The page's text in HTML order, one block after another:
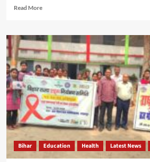
Read MoreRead
Bettiah
Health
Camp:
सफाई
कर्मियों
की
मुफ्त
स्वास्थ्य
जांच
Bihar Education Health Latest News